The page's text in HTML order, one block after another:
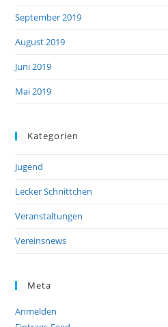
September 2019
August 2019
Juni 2019
Mai 2019
Kategorien
Jugend
Lecker Schnittchen
Veranstaltungen
Vereinsnews
Meta
Anmelden